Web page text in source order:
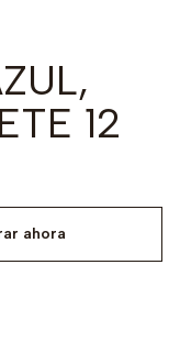
12
ahora